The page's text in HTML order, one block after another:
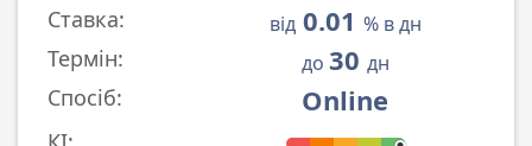
Ставка: від0.01 % в дн
Термін: до 30 дн
Спосіб: Online